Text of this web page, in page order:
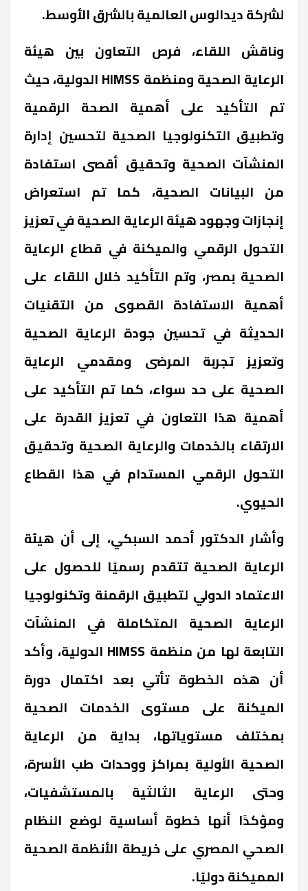
لشركة ديدالوس العالمية بالشرق الأوسط.
وناقش اللقاء، فرص التعاون بين هيئة
الرعاية الصحية ومنظمة HIMSS الدولية، حيث
تم التأكيد على أهمية الصحة الرقمية
وتطبيق التكنولوجيا الصحية لتحسين إدارة
المنشآت الصحية وتحقيق أقصى استفادة
من البيانات الصحية، كما تم استعراض
إنجازات وجهود هيئة الرعاية الصحية في تعزيز
التحول الرقمي والميكنة في قطاع الرعاية
الصحية بمصر، وتم التأكيد خلال اللقاء على
أهمية الاستفادة القصوى من التقنيات
الحديثة في تحسين جودة الرعاية الصحية
وتعزيز تجربة المرضى ومقدمي الرعاية
الصحية على حد سواء، كما تم التأكيد على
أهمية هذا التعاون في تعزيز القدرة على
الارتقاء بالخدمات والرعاية الصحية وتحقيق
التحول الرقمي المستدام في هذا القطاع
الحيوي.
وأشار الدكتور أحمد السبكي، إلى أن هيئة
الرعاية الصحية تتقدم رسميًا للحصول على
الاعتماد الدولي لتطبيق الرقمنة وتكنولوجيا
الرعاية الصحية المتكاملة في المنشآت
التابعة لها من منظمة HIMSS الدولية، وأكد
أن هذه الخطوة تأتي بعد اكتمال دورة
الميكنة على مستوى الخدمات الصحية
بمختلف مستوياتها، بداية من الرعاية
الصحية الأولية بمراكز ووحدات طب الأسرة،
وحتى الرعاية الثالثية بالمستشفيات،
ومؤكدًا أنها خطوة أساسية لوضع النظام
الصحي المصري على خريطة الأنظمة الصحية
المميكنة دوليًا.